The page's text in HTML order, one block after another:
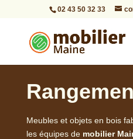
02 43 50 32 33
Meubles et objets en bois
les équipes de mobilier